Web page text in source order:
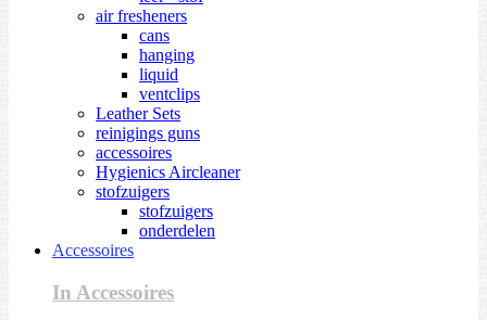
air fresheners
cans
hanging
liquid
ventclips
Leather Sets
reinigings guns
accessoires
Hygienics Aircleaner
stofzuigers
stofzuigers
onderdelen
Accessoires
In Accessoires